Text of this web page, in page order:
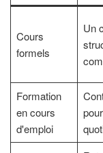
Cours
formels
Un
Formation
en cours
d'emploi